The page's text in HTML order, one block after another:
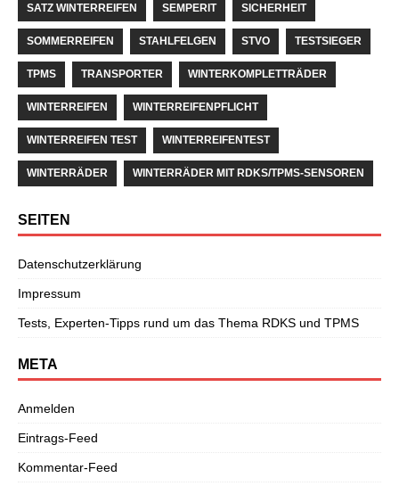
SATZ WINTERREIFEN SEMPERIT SICHERHEIT
SOMMERREIFEN STAHLFELGEN STVO TESTSIEGER
TPMS TRANSPORTER WINTERKOMPLETTRÄDER
WINTERREIFEN WINTERREIFENPFLICHT
WINTERREIFEN TEST WINTERREIFENTEST
WINTERRÄDER WINTERRÄDER MIT RDKS/TPMS-SENSOREN
SEITEN
Datenschutzerklärung
Impressum
Tests, Experten-Tipps rund um das Thema RDKS und TPMS
META
Anmelden
Eintrags-Feed
Kommentar-Feed